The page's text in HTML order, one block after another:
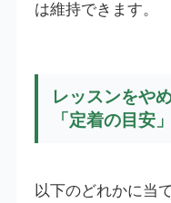
は維持できます。
レッスンをや
「定着の目安」
以下のどれかに当